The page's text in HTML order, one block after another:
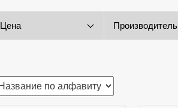
Цена Производитель